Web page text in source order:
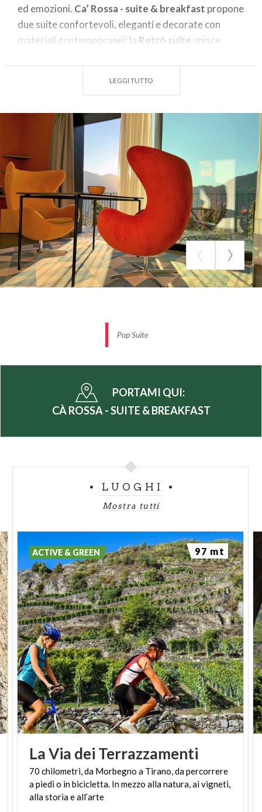
ed emozioni. Ca’ Rossa - suite & breakfast propone
due suite confortevoli, eleganti e decorate con
materiali contemporanei: la Retrò suite unisce
Entrambe ampie, di circa cinquanta metri quadrati,
caso: dai tessuti freschi alle lenzuola soffici, dal
caldo pavimento in rovere al menù dei cuscini.
Ca’ Rossa è il posto ideale per visitare le vicine
cantine, per una gita sul
Trenino Rosso del
Bernina, per delle passeggiate sulla
via dei
terrazzamentie suisentieri alpini
, senza
dimenticare leescursioni in bicicletta. Isaac, da
amante delle due ruote, è a disposizione per
organizzareuscite con la bici da strada
verso i
passi che hanno reso famoso il Giro d’Italia. La
piccola officina per la riparazione delle biciclette, il
e altre piccole attenzioni completano l’offerta di Ca’
Rossa - suite & breakfast.
LEGGI TUTTO
Pop Suite
PORTAMI QUI:
CÀ ROSSA - SUITE & BREAKFAST
LUOGHI
Mostra tutti
LaVia dei Terrazzamenti
70 chilometri, da Morbegno a Tirano, da percorrere
a piedi o in bicicletta. In mezzo alla natura, ai vigneti,
alla storia e all’arte
ACTIVE & GREEN 97 mt